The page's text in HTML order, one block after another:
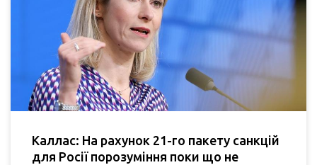
Каллас: На рахунок 21-го пакету санкцій
для Росії порозуміння поки що не